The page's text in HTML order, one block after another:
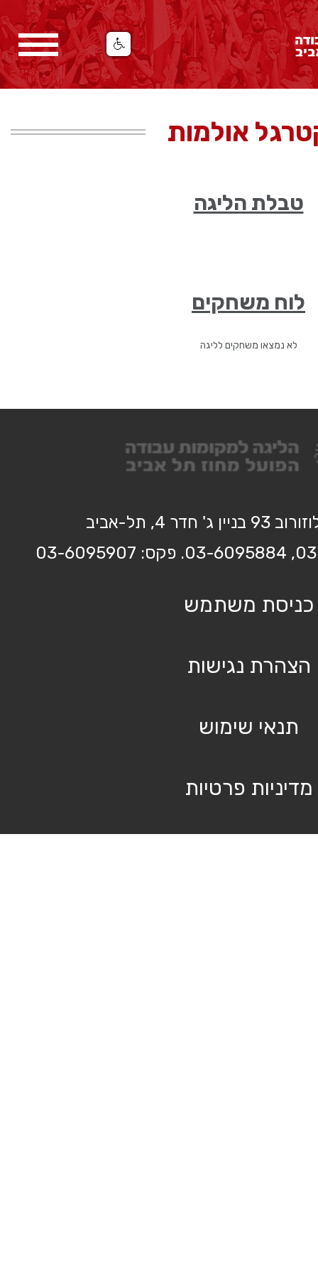
אולמות
טבלת הליגה
לוח משחקים
לא נמצאו משחקים לליגה
ג' חדר 4, תל-אביב
כניסת משתמש
הצהרת נגישות
תנאי שימוש
מדיניות פרטיות